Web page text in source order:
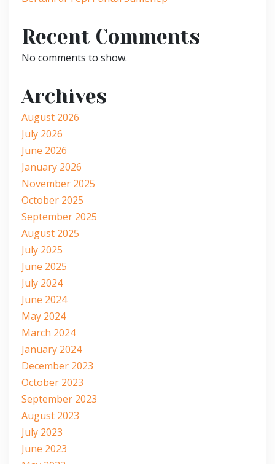
Recent Comments
No comments to show.
Archives
August 2026
July 2026
June 2026
January 2026
November 2025
October 2025
September 2025
August 2025
July 2025
June 2025
July 2024
June 2024
May 2024
March 2024
January 2024
December 2023
October 2023
September 2023
August 2023
July 2023
June 2023